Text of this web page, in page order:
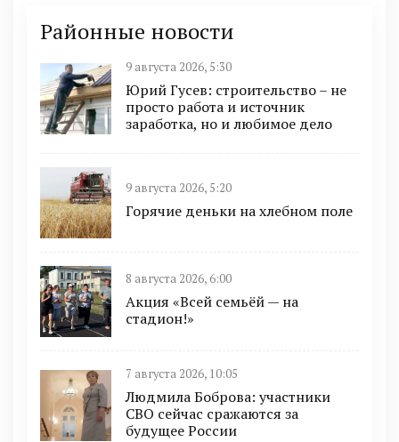
Районные новости
9 августа 2026, 5:30
Юрий Гусев: строительство – не
просто работа и источник
заработка, но и любимое дело
9 августа 2026, 5:20
Горячие деньки на хлебном поле
8 августа 2026, 6:00
Акция «Всей семьёй — на
стадион!»
7 августа 2026, 10:05
Людмила Боброва: участники
СВО сейчас сражаются за
будущее России